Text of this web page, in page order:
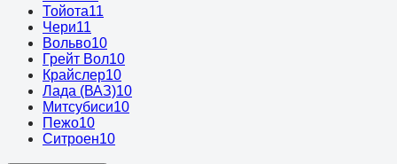
Тойота11
Чери11
Вольво10
Грейт Вол10
Крайслер10
Лада (ВАЗ)10
Митсубиси10
Пежо10
Ситроен10